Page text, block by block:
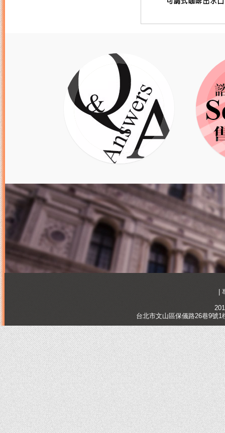
|
台北市文山區保儀路26巷9號1